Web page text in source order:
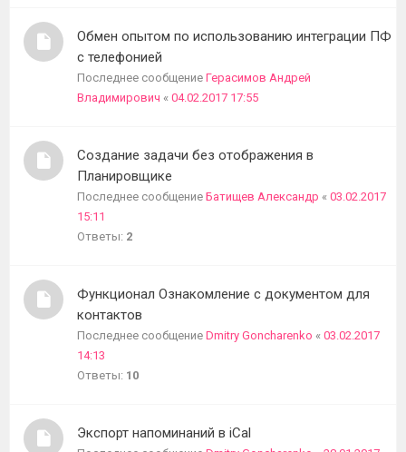
Обмен опытом по использованию интеграции ПФ
с телефонией
Последнее сообщение Герасимов Андрей
Владимирович « 04.02.2017 17:55
Создание задачи без отображения в
Планировщике
Последнее сообщение Батищев Александр « 03.02.2017
15:11
Ответы: 2
Функционал Ознакомление с документом для
контактов
Последнее сообщение Dmitry Goncharenko « 03.02.2017
14:13
Ответы: 10
Экспорт напоминаний в iCal